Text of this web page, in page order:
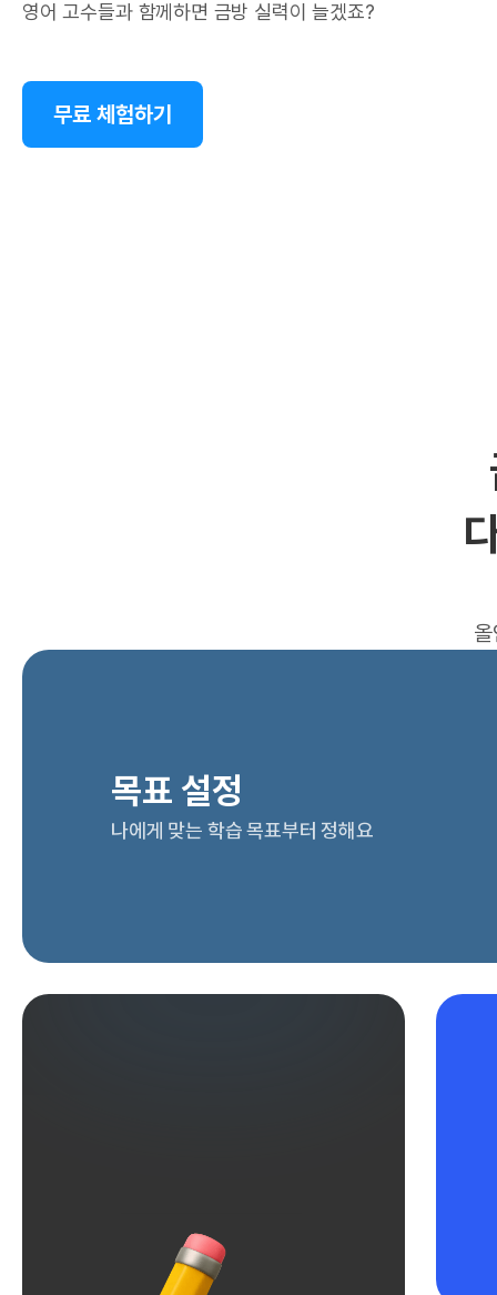
영어 고수들과 함께하면 금방 실력이 늘겠죠?
무료 체험하기
목표 설정
나에게 맞는 학습 목표부터 정해요